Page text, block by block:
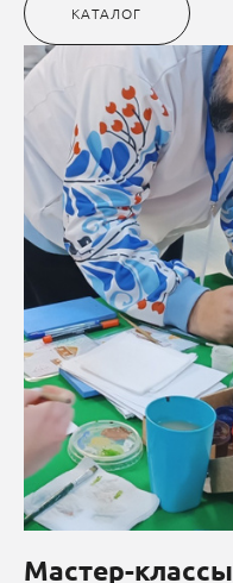
КАТАЛОГ
Мастер-классы